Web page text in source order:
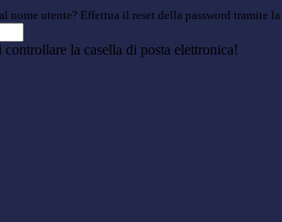
nome utente? Effettua il reset della password tramite la
la casella di posta elettronica!